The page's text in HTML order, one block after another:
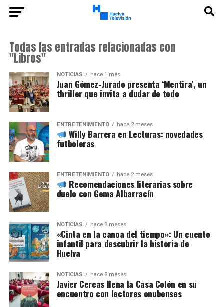
Todas las entradas relacionadas con
"Libros"
NOTICIAS hace 1 mes
Juan Gómez-Jurado presenta ‘Mentira’, un
thriller que invita a dudar de todo
ENTRETENIMIENTO hace 2 meses
Willy Barrera en Lecturas: novedades
futboleras
ENTRETENIMIENTO hace 2 meses
Recomendaciones literarias sobre
duelo con Gema Albarracín
NOTICIAS hace 8 meses
«Cinta en la canoa del tiempo»: Un cuento
infantil para descubrir la historia de
Huelva
NOTICIAS hace 8 meses
Javier Cercas llena la Casa Colón en su
encuentro con lectores onubenses